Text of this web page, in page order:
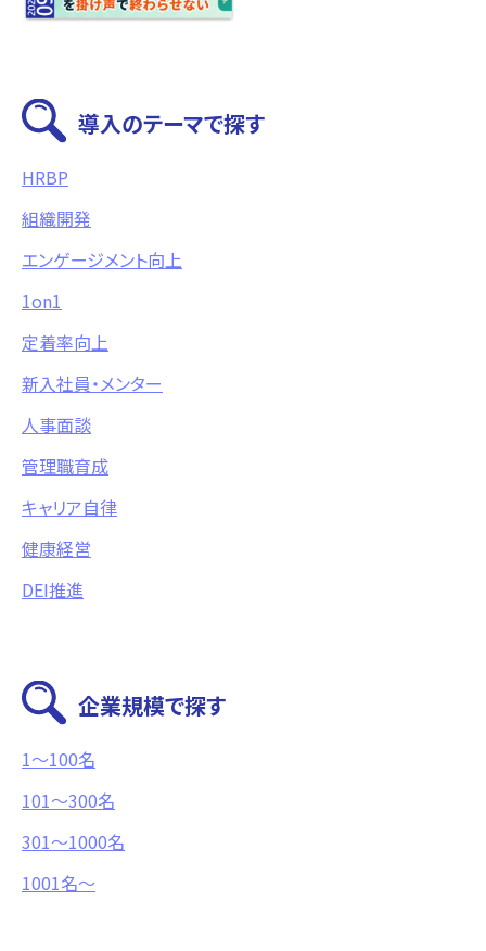
導入のテーマで探す
HRBP
組織開発
エンゲージメント向上
1on1
定着率向上
新入社員・メンター
人事面談
管理職育成
キャリア自律
健康経営
DEI推進
企業規模で探す
1〜100名
101〜300名
301～1000名
1001名〜